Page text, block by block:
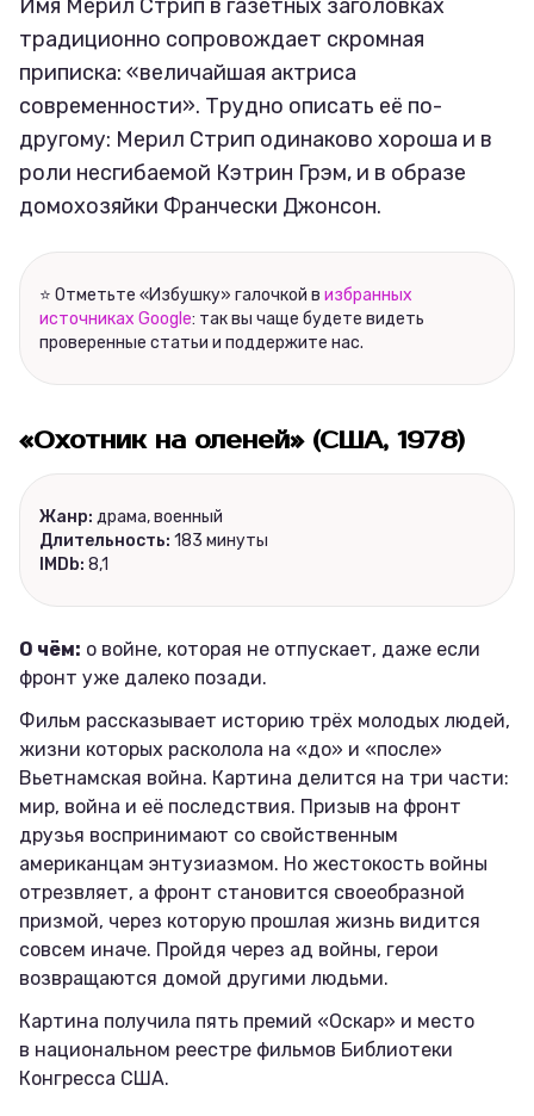
Имя Мерил Стрип в газетных заголовках
традиционно сопровождает скромная
приписка: «величайшая актриса
современности». Трудно описать её по-
другому: Мерил Стрип одинаково хороша и в
роли несгибаемой Кэтрин Грэм, и в образе
домохозяйки Франчески Джонсон.
⭐ Отметьте «Избушку» галочкой в избранных
источниках Google: так вы чаще будете видеть
проверенные статьи и поддержите нас.
«Охотник на оленей» (США, 1978)
Жанр: драма, военный
Длительность: 183 минуты
IMDb: 8,1
О чём: о войне, которая не отпускает, даже если
фронт уже далеко позади.
Фильм рассказывает историю трёх молодых людей,
жизни которых расколола на «до» и «после»
Вьетнамская война. Картина делится на три части:
мир, война и её последствия. Призыв на фронт
друзья воспринимают со свойственным
американцам энтузиазмом. Но жестокость войны
отрезвляет, а фронт становится своеобразной
призмой, через которую прошлая жизнь видится
совсем иначе. Пройдя через ад войны, герои
возвращаются домой другими людьми.
Картина получила пять премий «Оскар» и место
в национальном реестре фильмов Библиотеки
Конгресса США.